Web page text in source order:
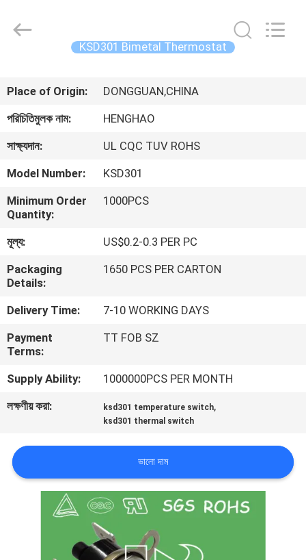
পণ্য
প্রদর্শন
সম্পর্কে
ভ্রমণ
নিয়ন্ত্রণ
সাথে
যোগাযোগ
Electric
KSD301 Bimetal Thermostat
Place of Origin:
DONGGUAN,CHINA
পরিচিতিমুলক নাম:
HENGHAO
সাক্ষ্যদান:
UL CQC TUV ROHS
Model Number:
KSD301
Minimum Order
Quantity:
1000PCS
মূল্য:
US$0.2-0.3 PER PC
Packaging
Details:
1650 PCS PER CARTON
Delivery Time:
7-10 WORKING DAYS
Payment
Terms:
TT FOB SZ
Supply Ability:
1000000PCS PER MONTH
লক্ষণীয় করা:
ksd301 temperature switch,
ksd301 thermal switch
ভালো দাম